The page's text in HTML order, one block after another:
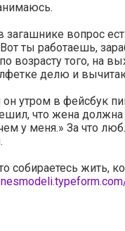
загашнике вопрос
ты работаешь,
возрасту того, на
делю и
он утром в фейсбук
что жена должна
у меня.» За что
собираетесь жить,